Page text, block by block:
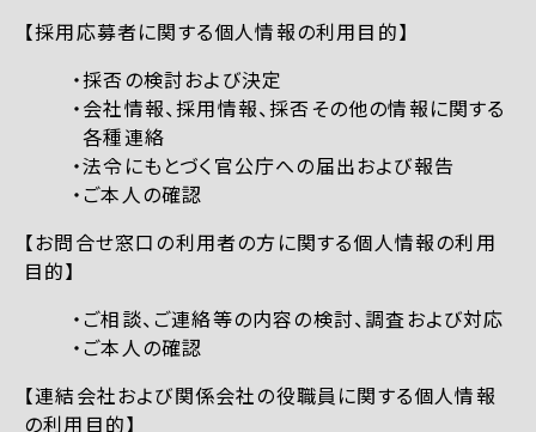
【採用応募者に関する個人情報の利用目的】
採否の検討および決定
会社情報、採用情報、採否その他の情報に関する
各種連絡
法令にもとづく官公庁への届出および報告
ご本人の確認
【お問合せ窓口の利用者の方に関する個人情報の利用
目的】
ご相談、ご連絡等の内容の検討、調査および対応
ご本人の確認
【連結会社および関係会社の役職員に関する個人情報
の利用目的】